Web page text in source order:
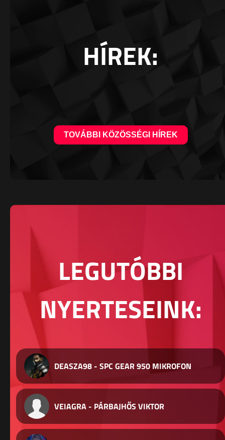
HÍREK:
TOVÁBBI KÖZÖSSÉGI HÍREK
LEGUTÓBBI
NYERTESEINK:
DEASZA98 - SPC GEAR 950 MIKROFON
VEIAGRA - PÁRBAJHŐS VIKTOR